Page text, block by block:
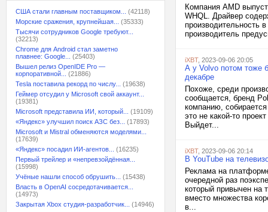
США стали главным поставщиком...
(42118)
Морские сражения, крупнейшая...
(35333)
Тысячи сотрудников Google требуют...
(32213)
Chrome для Android стал заметно
плавнее: Google...
(25403)
Вышел релиз OpenIDE Pro —
корпоративной...
(21886)
Tesla поставила рекорд по числу...
(19638)
Геймер отсудил у Microsoft свой аккаунт...
(19381)
Microsoft представила ИИ, который...
(19109)
«Яндекс» улучшил поиск АЗС без...
(17893)
Microsoft и Mistral обменяются моделями...
(17639)
«Яндекс» посадил ИИ-агентов...
(16235)
Первый трейлер и «непревзойдённая...
(15998)
Учёные нашли способ обрушить...
(15438)
Власть в OpenAI сосредотачивается...
(14973)
Закрытая Xbox студия-разработчик...
(14946)
Компания AMD
WHQL. Драйвер
производительность
производитель
iXBT, 2023-09-06 20:05
А у Volvo потом тоже
декабре
Похоже, среди
сообщается, бренд
компанию,
это не какой-то
Выйдет...
iXBT, 2023-09-06 20:14
В YouTube на
Реклама на
очередной раз
который привычен на
вместо множества
в...